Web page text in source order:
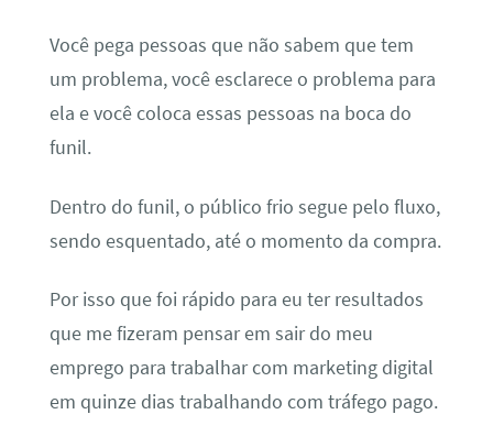
Você pega pessoas que não sabem que tem
um problema, você esclarece o problema para
ela e você coloca essas pessoas na boca do
funil.
Dentro do funil, o público frio segue pelo fluxo,
sendo esquentado, até o momento da compra.
Por isso que foi rápido para eu ter resultados
que me fizeram pensar em sair do meu
emprego para trabalhar com marketing digital
em quinze dias trabalhando com tráfego pago.